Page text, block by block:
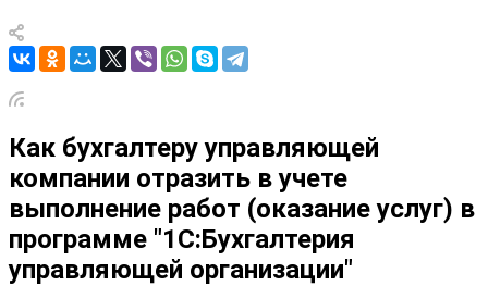
Как бухгалтеру управляющей
компании отразить в учете
выполнение работ (оказание услуг) в
программе "1С:Бухгалтерия
управляющей организации"